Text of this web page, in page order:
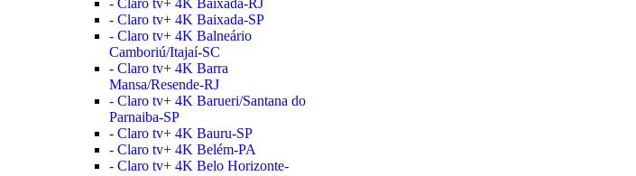
- Claro tv+ 4K Baixada-RJ
- Claro tv+ 4K Baixada-SP
- Claro tv+ 4K Balneário
Camboriú/Itajaí-SC
- Claro tv+ 4K Barra
Mansa/Resende-RJ
- Claro tv+ 4K Barueri/Santana do
Parnaiba-SP
- Claro tv+ 4K Bauru-SP
- Claro tv+ 4K Belém-PA
- Claro tv+ 4K Belo Horizonte-